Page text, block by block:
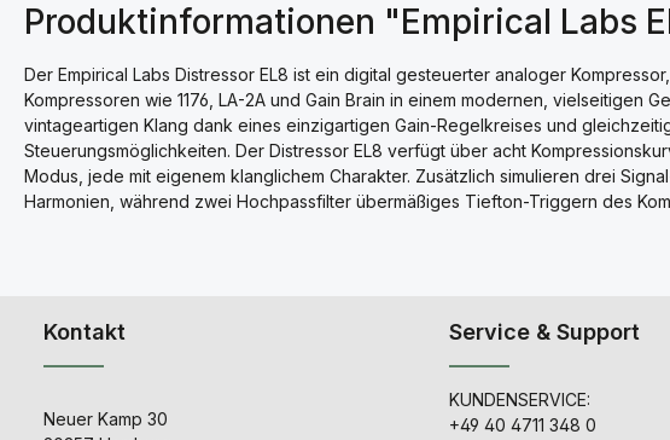
Produktinformationen "Empirical Labs
Der Empirical Labs Distressor EL8 ist ein digital gesteuerter analoger
Kompressoren wie 1176, LA-2A und Gain Brain in einem modernen, vielseitigen
vintageartigen Klang dank eines einzigartigen Gain-Regelkreises und
Steuerungsmöglichkeiten. Der Distressor EL8 verfügt über acht
Modus, jede mit eigenem klanglichem Charakter. Zusätzlich simulieren drei
Harmonien, während zwei Hochpassfilter übermäßiges Tiefton-Triggern des
Kontakt
Neuer Kamp 30
Service & Support
KUNDENSERVICE:
+49 40 4711 348 0